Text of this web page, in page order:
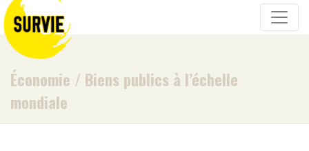
Économie / Biens publics à l’échelle
mondiale